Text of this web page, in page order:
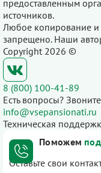
предоставленным
источников.
Любое копирование и
запрещено. Наши
Copyright 2026 ©
8 (800) 100-41-89
Есть вопросы?
info@vsepansionati.ru
Техническая
Поможем
Оставьте свои